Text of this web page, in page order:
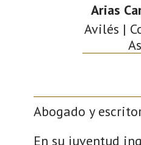
Arias
Avilés |
Abogado y
En su juventud